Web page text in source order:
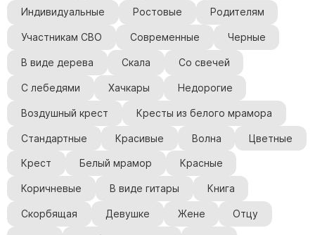
Индивидуальные Ростовые Родителям
Участникам СВО Современные Черные
В виде дерева Скала Со свечей
С лебедями Хачкары Недорогие
Воздушный крест Кресты из белого мрамора
Стандартные Красивые Волна Цветные
Крест Белый мрамор Красные
Коричневые В виде гитары Книга
Скорбящая Девушке Жене Отцу